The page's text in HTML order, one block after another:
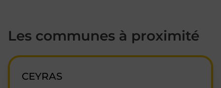
Les communes à proximité
CEYRAS